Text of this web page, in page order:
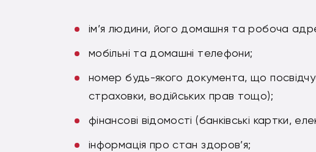
ім’я людини, його домашня та робоча
мобільні та домашні телефони;
номер будь-якого документа, що
страховки, водійських прав тощо);
фінансові відомості (банківські картки,
інформація про стан здоров’я;